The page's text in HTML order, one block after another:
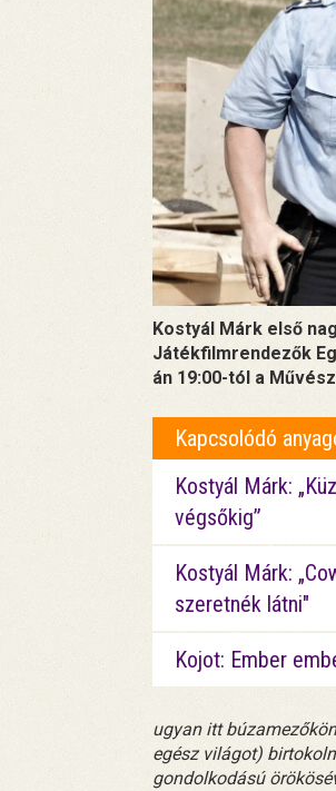
Kostyál Márk első
Játékfilmrendezők
án 19:00-tól a
Kapcsolódó
Kostyál Márk:
végsőkig”
Kostyál Márk:
szeretnék látni"
Kojot: Ember
ugyan itt
egész világot)
gondolkodású